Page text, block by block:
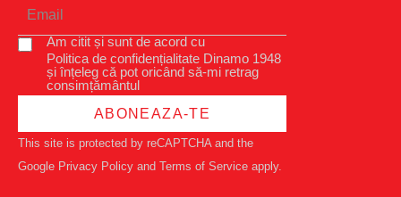
Am citit și sunt de acord cu
Politica de confidențialitate Dinamo 1948
și înțeleg că pot oricând să-mi retrag
consimțământul
ABONEAZA-TE
This site is protected by reCAPTCHA and the
Google Privacy Policy and Terms of Service apply.